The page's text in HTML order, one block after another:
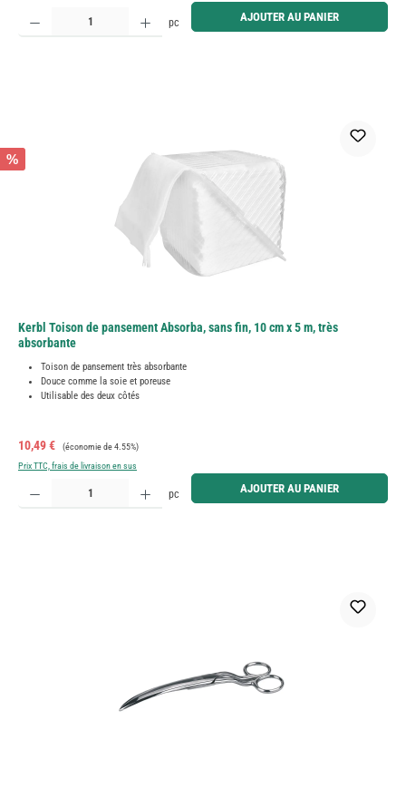
Quantité de produit : Entrez la quantité souhaitée ou utilisez les boutons pour augmenter ou
pc AJOUTER AU PANIER
%
Kerbl Toison de pansement Absorba, sans fin, 10 cm x 5 m, très
absorbante
Toison de pansement très absorbante
Douce comme la soie et poreuse
Utilisable des deux côtés
Prix de vente :
10,49 € Prix régulier :
(économie de 4.55%)
Prix TTC, frais de livraison en sus
Quantité de produit : Entrez la quantité souhaitée ou utilisez les boutons pour augmenter ou
pc AJOUTER AU PANIER